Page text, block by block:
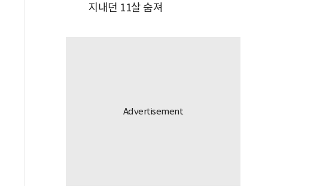
지내던 11살 숨져